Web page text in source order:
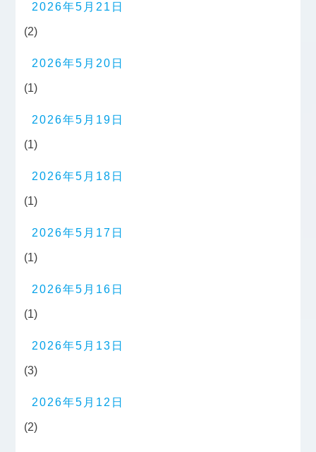
2026年5月21日
(2)
2026年5月20日
(1)
2026年5月19日
(1)
2026年5月18日
(1)
2026年5月17日
(1)
2026年5月16日
(1)
2026年5月13日
(3)
2026年5月12日
(2)